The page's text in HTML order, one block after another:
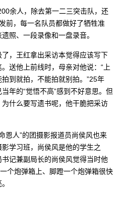
余人，除去第一二三突击队，还
前，每一名队员都做好了牺牲准
照、一段录像和一盘录音。
，王红拿出采访本觉得应该写下
送他上前线时，母亲对他说：“上
到就拍，不能拍就别拍。”25年
年的“觉悟不高”感到不好意思。但
什么要写遗书呢，他干脆把采访
恩人”的团摄影报道员尚侯风也来
学习班，尚侯风是他的学生之
记兼副局长的尚侯风觉得当时他
个炮弹箱上、脚蹬一个炮弹箱很快